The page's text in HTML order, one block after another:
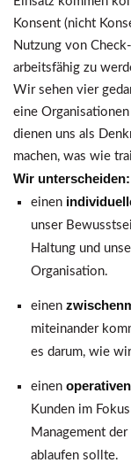
Konsent (nicht
Nutzung von
arbeitsfähig zu
Wir sehen vier
eine
dienen uns als
machen, was wie
Wir unterscheiden:
einen
unser
Haltung und
Organisation.
einen
miteinander
es darum, wie
einen operativen
Kunden im
Management
ablaufen sollte.